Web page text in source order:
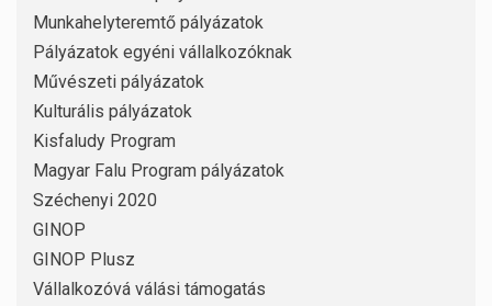
Munkahelyteremtő pályázatok
Pályázatok egyéni vállalkozóknak
Művészeti pályázatok
Kulturális pályázatok
Kisfaludy Program
Magyar Falu Program pályázatok
Széchenyi 2020
GINOP
GINOP Plusz
Vállalkozóvá válási támogatás